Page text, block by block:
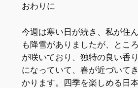
おわりに
今週は寒い日が続き、私が住
も降雪がありましたが、とこ
が咲いており、独特の良い香
になっていて、春が近づいて
かります。四季を楽しめる日